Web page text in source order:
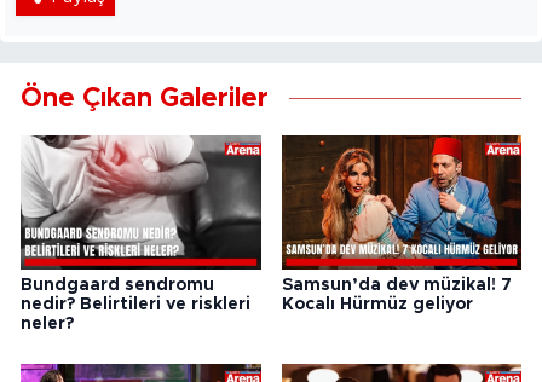
Öne Çıkan Galeriler
Bundgaard sendromu
nedir? Belirtileri ve riskleri
neler?
Samsun’da dev müzikal! 7
Kocalı Hürmüz geliyor